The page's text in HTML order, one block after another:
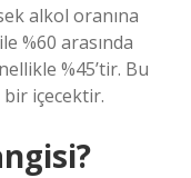
alkol oranına
%60 arasında
%45’tir. Bu
içecektir.